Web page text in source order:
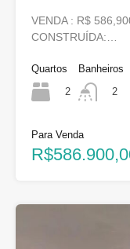
VENDA : R$
CONSTRUÍDA:…
Quartos
2
Banheiros
2
Para Venda